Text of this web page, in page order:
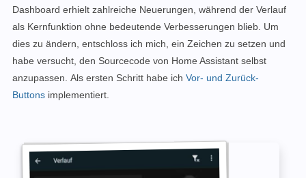
Dashboard erhielt zahlreiche Neuerungen, während der Verlauf
als Kernfunktion ohne bedeutende Verbesserungen blieb. Um
dies zu ändern, entschloss ich mich, ein Zeichen zu setzen und
habe versucht, den Sourcecode von Home Assistant selbst
anzupassen. Als ersten Schritt habe ich Vor- und Zurück-
Buttons implementiert.